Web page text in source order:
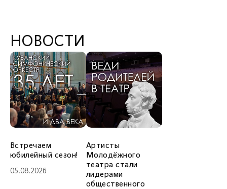
НОВОСТИ
Встречаем
юбилейный сезон!
05.08.2026
Артисты
Молодёжного
театра стали
лидерами
общественного